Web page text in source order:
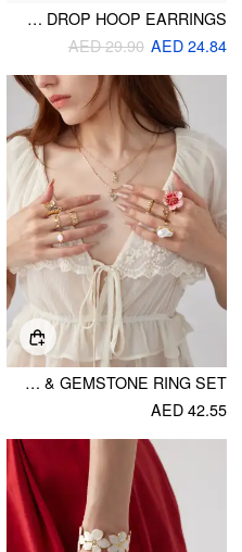
FAUX PEARL & RHINESTONE DECOR SHELL DROP HOOP EARRINGS
AED 24.84
AED 29.90
8PCS FLOWER & GEMSTONE RING SET
AED 42.55